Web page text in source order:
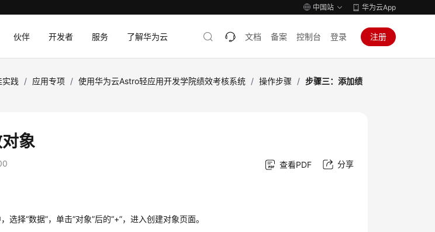
中国站 华为云App
伙伴 开发者 服务 了解华为云 文档 备案 控制台 登录 注册
实践 / 应用专项 / 使用华为云Astro轻应用开发学院绩效考核系统 / 操作步骤 / 步骤三：添加绩
象
查看PDF 分享
选择“数据”，单击“对象”后的“+”，进入创建对象页面。